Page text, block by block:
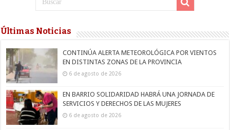
Últimas Noticias
CONTINÚA ALERTA METEOROLÓGICA POR VIENTOS
EN DISTINTAS ZONAS DE LA PROVINCIA
6 de agosto de 2026
EN BARRIO SOLIDARIDAD HABRÁ UNA JORNADA DE
SERVICIOS Y DERECHOS DE LAS MUJERES
6 de agosto de 2026